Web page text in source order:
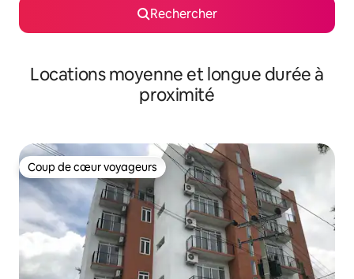
Rechercher
Locations moyenne et longue durée à
proximité
Coup de cœur voyageurs
Coup de cœur voyageurs